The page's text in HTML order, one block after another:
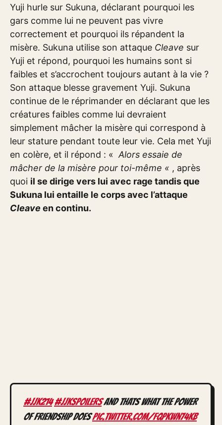
Yuji hurle sur Sukuna, déclarant pourquoi les
gars comme lui ne peuvent pas vivre
correctement et pourquoi ils répandent la
misère. Sukuna utilise son attaque Cleave sur
Yuji et répond, pourquoi les humains sont si
faibles et s’accrochent toujours autant à la vie ?
Son attaque blesse gravement Yuji. Sukuna
continue de le réprimander en déclarant que les
créatures faibles comme lui devraient
simplement mâcher la misère qui correspond à
leur stature pendant toute leur vie. Cela met Yuji
en colère, et il répond : « Alors essaie de
mâcher de la misère pour toi-même « , après
quoi il se dirige vers lui avec rage tandis que
Sukuna lui entaille le corps avec l’attaque
Cleave en continu.
#jjk214 #jjkspoilersAND THATS WHAT THE POWER
OF FRIENDSHIP DOESpic.twitter.com/FqPkwn74kB